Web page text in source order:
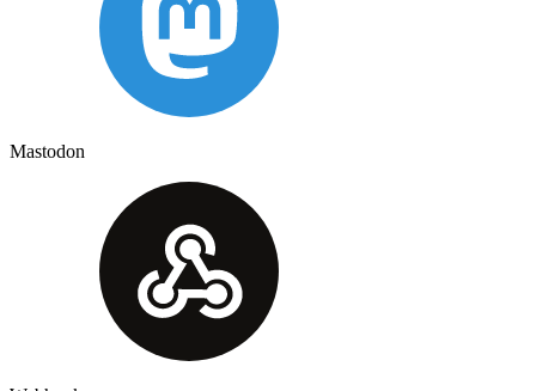
Mastodon